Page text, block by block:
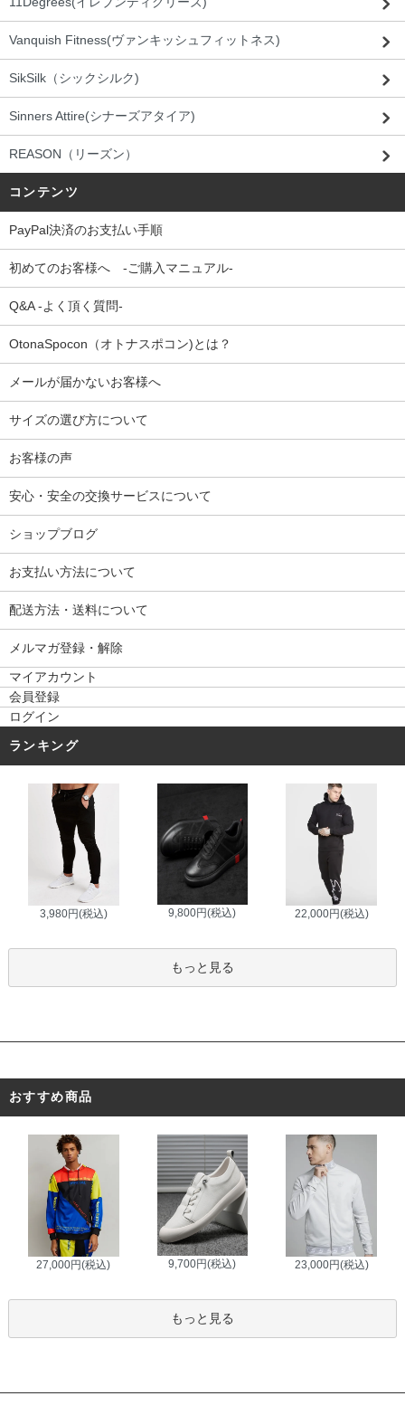
Vanquish Fitness(ヴァンキッシュフィットネス)
SikSilk（シックシルク)
Sinners Attire(シナーズアタイア)
REASON（リーズン）
コンテンツ
PayPal決済のお支払い手順
初めてのお客様へ -ご購入マニュアル-
Q&A -よく頂く質問-
OtonaSpocon（オトナスポコン)とは？
メールが届かないお客様へ
サイズの選び方について
お客様の声
安心・安全の交換サービスについて
ショップブログ
お支払い方法について
配送方法・送料について
メルマガ登録・解除
マイアカウント
会員登録
ログイン
ランキング
3,980円(税込) 9,800円(税込) 22,000円(税込)
もっと見る
おすすめ商品
27,000円(税込) 9,700円(税込) 23,000円(税込)
もっと見る